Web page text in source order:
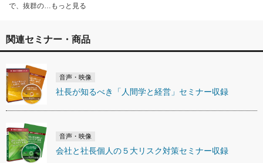
で、抜群の…もっと見る
関連セミナー・商品
音声・映像
社長が知るべき「人間学と経営」セミナー収録
音声・映像
会社と社長個人の５大リスク対策セミナー収録